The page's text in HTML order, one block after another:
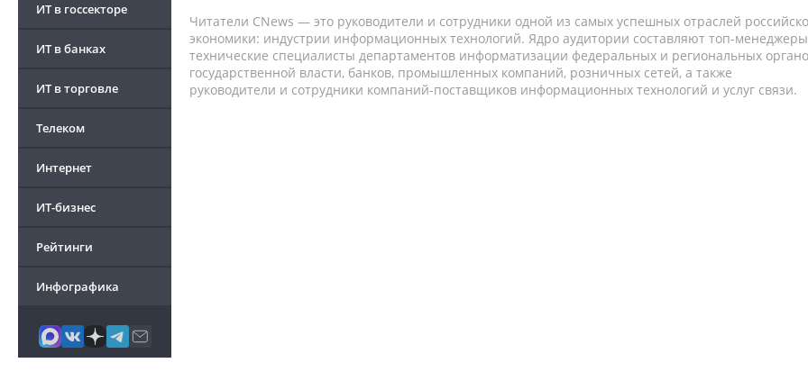
ИТ в госсекторе
ИТ в банках
ИТ в торговле
Телеком
Интернет
ИТ-бизнес
Рейтинги
Инфографика
Читатели CNews — это руководители и сотрудники одной из самых успешных отраслей
экономики: индустрии информационных технологий. Ядро аудитории составляют топ-
технические специалисты департаментов информатизации федеральных и региональных
государственной власти, банков, промышленных компаний, розничных сетей, а также
руководители и сотрудники компаний-поставщиков информационных технологий и услуг связи.